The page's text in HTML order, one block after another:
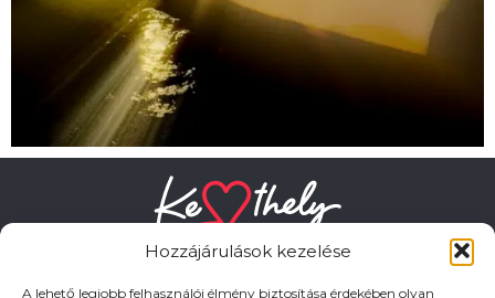
Hozzájárulások kezelése
A lehető legjobb felhasználói élmény biztosítása érdekében olyan